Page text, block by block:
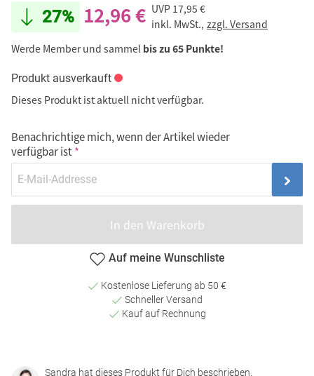
27% 12,96 € UVP 17,95 €
inkl. MwSt., zzgl. Versand
Werde Member und sammel bis zu 65 Punkte!
Produkt ausverkauft
Dieses Produkt ist aktuell nicht verfügbar.
Benachrichtige mich, wenn der Artikel wieder
verfügbar ist
In den Warenkorb
Auf meine Wunschliste
Kostenlose Lieferung ab 50 €
Schneller Versand
Kauf auf Rechnung
Sandra hat dieses Produkt für Dich beschrieben.